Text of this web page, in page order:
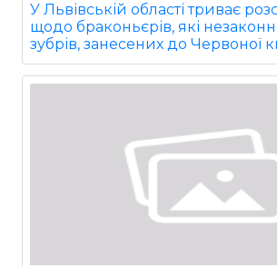
У Львівській області триває
щодо браконьєрів, які
зубрів, занесених до Червоної